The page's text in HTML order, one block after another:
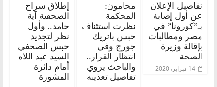
تفاصيل الإعلان
عن أول إصابة
بـ”كورونا” في
مصر ومطالبات
بإقالة وزيرة
الصحة
14 فبراير، 2020
محامون:
المحكمة
نظرت استئناف
حبس باتريك
جورج وفي
انتظار القرار..
والباحث يروي
تفاصيل تعذيبه
إطلاق سراح
الصحفية آية
حامد.. وأول
نظر لتجديد
حبس الصحفي
السيد عبد اللاه
أمام دائرة
المشورة